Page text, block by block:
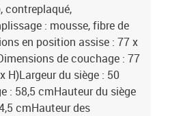
contreplaqué,
: mousse, fibre de
en position assise : 77 x
de couchage : 77
H)Largeur du siège : 50
: 58,5 cmHauteur du siège
cmHauteur des